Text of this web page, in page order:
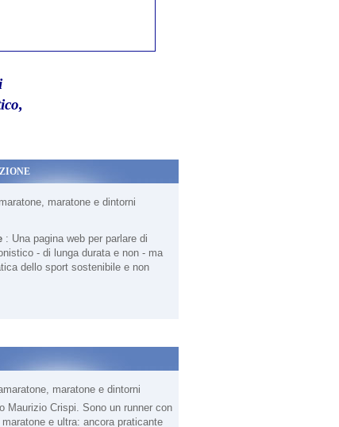
maratone e dintorni
: Una pagina web per parlare di
- di lunga durata e non - ma
dello sport sostenibile e non
maratone e dintorni